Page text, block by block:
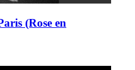
(Rose en